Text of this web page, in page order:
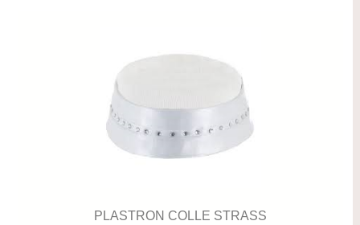
PLASTRON COLLE STRASS